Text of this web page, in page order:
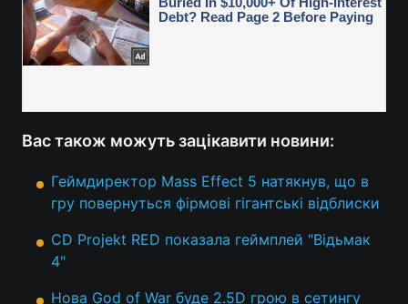
Вас також можуть зацікавити новини:
Геймдиректор Mass Effect 5 натякнув, що в
гру повернуться фірмові гігантські відблиски
CD Projekt RED показала геймплей "Відьмак
4"
Нова God of War буде 2.5D грою в сетингу